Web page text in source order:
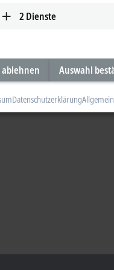
2 Dienste
Auswahl
Datenschutzerklärung